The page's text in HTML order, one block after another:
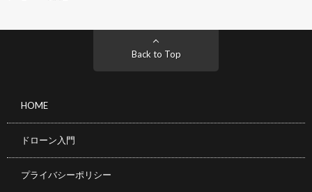
Back to Top
HOME
ドローン入門
プライバシーポリシー